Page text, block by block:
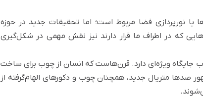
نورپردازی فضا مربوط است؛ اما تحقیقات جدید در حوزه
که در اطراف ما قرار دارند نیز نقش مهمی در شکل‌گیری
جایگاه ویژه‌ای دارد. قرن‌هاست که انسان از چوب برای ساخت
صدها متریال جدید، همچنان چوب و دکورهای الهام‌گرفته از